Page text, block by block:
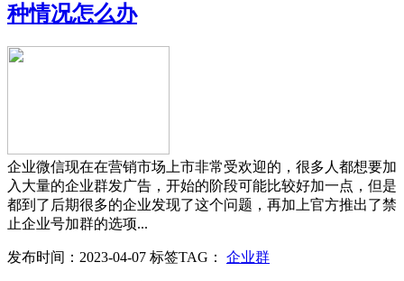
种情况怎么办
企业微信现在在营销市场上市非常受欢迎的，很多人都想要加
入大量的企业群发广告，开始的阶段可能比较好加一点，但是
都到了后期很多的企业发现了这个问题，再加上官方推出了禁
止企业号加群的选项...
发布时间：2023-04-07 标签TAG： 企业群